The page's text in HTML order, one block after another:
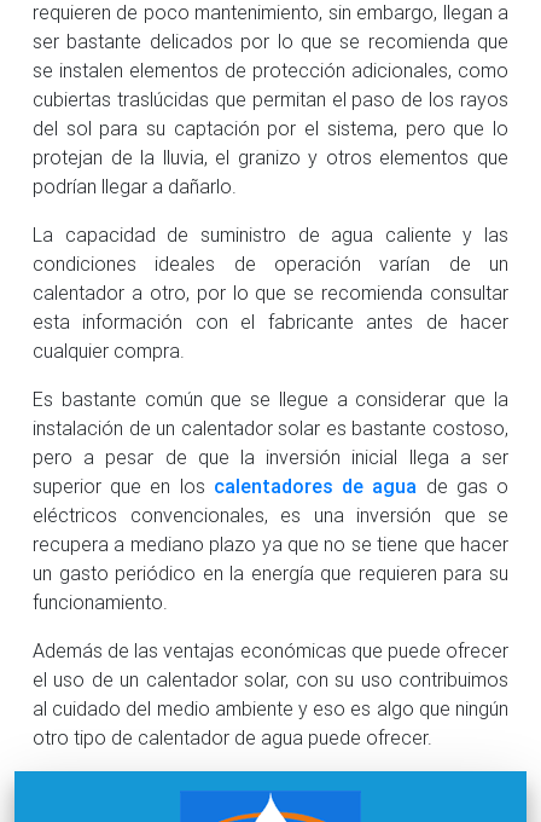
requieren de poco mantenimiento, sin embargo, llegan a
ser bastante delicados por lo que se recomienda que
se instalen elementos de protección adicionales, como
cubiertas traslúcidas que permitan el paso de los rayos
del sol para su captación por el sistema, pero que lo
protejan de la lluvia, el granizo y otros elementos que
podrían llegar a dañarlo.
La capacidad de suministro de agua caliente y las
condiciones ideales de operación varían de un
calentador a otro, por lo que se recomienda consultar
esta información con el fabricante antes de hacer
cualquier compra.
Es bastante común que se llegue a considerar que la
instalación de un calentador solar es bastante costoso,
pero a pesar de que la inversión inicial llega a ser
superior que en los calentadores de agua de gas o
eléctricos convencionales, es una inversión que se
recupera a mediano plazo ya que no se tiene que hacer
un gasto periódico en la energía que requieren para su
funcionamiento.
Además de las ventajas económicas que puede ofrecer
el uso de un calentador solar, con su uso contribuimos
al cuidado del medio ambiente y eso es algo que ningún
otro tipo de calentador de agua puede ofrecer.